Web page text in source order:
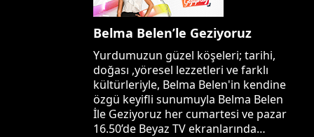
Belma Belen’le Geziyoruz
Yurdumuzun güzel köşeleri; tarihi,
doğası ,yöresel lezzetleri ve farklı
kültürleriyle, Belma Belen'in kendine
özgü keyifli sunumuyla Belma Belen
İle Geziyoruz her cumartesi ve pazar
16.50’de Beyaz TV ekranlarında…